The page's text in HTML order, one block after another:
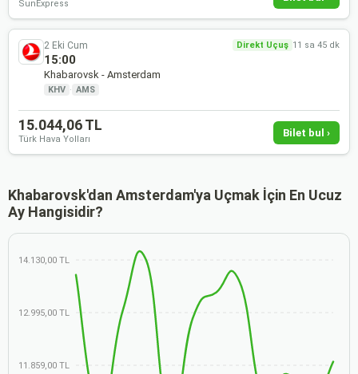
SunExpress
2 Eki Cum Direkt Uçuş 11 sa 45 dk
15:00
Khabarovsk - Amsterdam
KHV · AMS
15.044,06 TL
Türk Hava Yolları
Bilet bul ›
Khabarovsk'dan Amsterdam'ya Uçmak İçin En Ucuz
Ay Hangisidir?
14.130,00 TL
12.995,00 TL
11.859,00 TL